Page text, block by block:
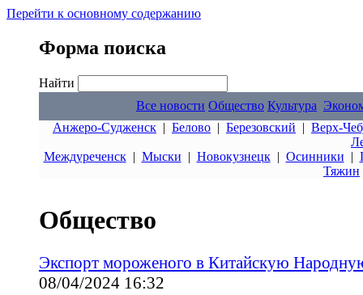
Перейти к основному содержанию
Форма поиска
Найти
Все новости Общество Культура
Анжеро-Судженск | Белово | Березовский | Верх-
Междуреченск| Мыски | Новокузнецк| Осинники |
Тяжин
Общество
Экспорт мороженого в Китайскую
08/04/2024 16:32